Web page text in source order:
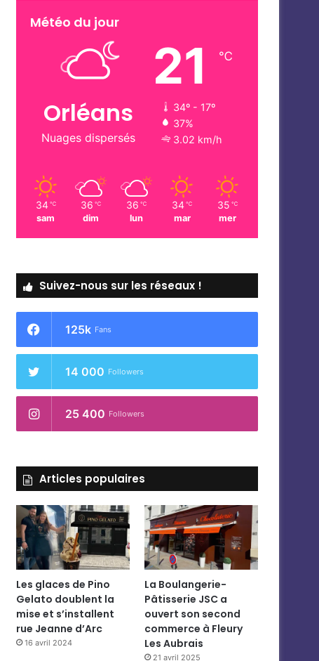
Météo du jour
Orléans
Nuages dispersés
21 ℃
34º - 17º
37%
3.02 km/h
34 ℃
sam
36 ℃
dim
36 ℃
lun
34 ℃
mar
35 ℃
mer
Suivez-nous sur les réseaux !
125k Fans
14 000 Followers
25 400 Followers
Articles populaires
Les glaces de Pino
Gelato doublent la
mise et s’installent
rue Jeanne d’Arc
16 avril 2024
La Boulangerie-
Pâtisserie JSC a
ouvert son second
commerce à Fleury
Les Aubrais
21 avril 2025